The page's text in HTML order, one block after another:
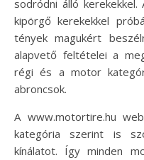
sodródni álló
kipörgő kerekekkel
tények magukért
alapvető feltételei a
régi és a motor
abroncsok.
A www.motortire.hu
kategória szerint is
kínálatot. Így minden